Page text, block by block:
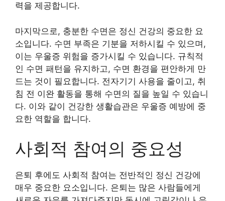
력을 제공합니다.
마지막으로, 충분한 수면은 정신 건강의 중요한 요
소입니다. 수면 부족은 기분을 저하시킬 수 있으며,
이는 우울증 위험을 증가시킬 수 있습니다. 규칙적
인 수면 패턴을 유지하고, 수면 환경을 편안하게 만
드는 것이 필요합니다. 전자기기 사용을 줄이고, 취
침 전 이완 활동을 통해 수면의 질을 높일 수 있습니
다. 이와 같이 건강한 생활습관은 우울증 예방에 중
요한 역할을 합니다.
사회적 참여의 중요성
은퇴 후에도 사회적 참여는 전반적인 정신 건강에
매우 중요한 요소입니다. 은퇴는 많은 사람들에게